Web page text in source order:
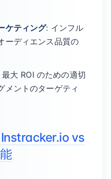
ケティング: インフル
ーディエンス品質の
最大 ROI のための適切
メントのターゲティ
vs